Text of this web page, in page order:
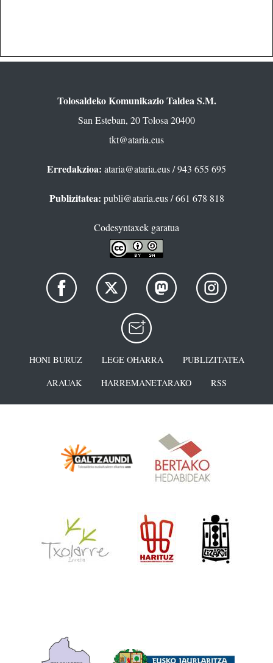
Tolosaldeko Komunikazio Taldea S.M.
San Esteban, 20 Tolosa 20400
tkt@ataria.eus
Erredakzioa: ataria@ataria.eus/ 943 655 695
Publizitatea: publi@ataria.eus/ 661 678 818
Codesyntaxek garatua
HONI BURUZ LEGE OHARRA
PUBLIZITATEA
ARAUAK
HARREMANETARAKO RSS